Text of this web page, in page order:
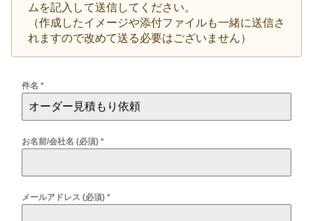
ムを記入して送信してください。
（作成したイメージや添付ファイルも一緒に送信さ
れますので改めて送る必要はございません）
件名 *
お名前/会社名 (必須) *
メールアドレス (必須) *